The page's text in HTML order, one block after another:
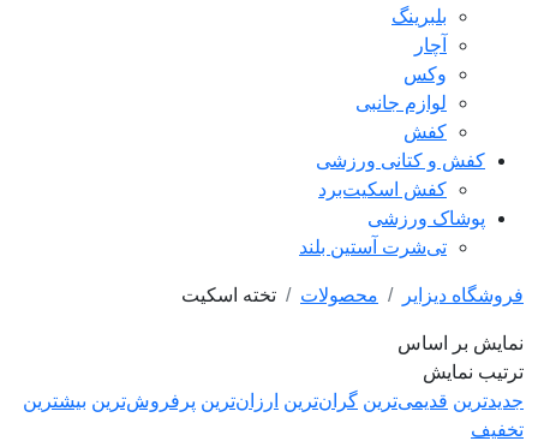
بلبرینگ
آچار
وکس
لوازم جانبی
کفش
کفش و کتانی ورزشی
کفش اسکیت‌برد
پوشاک ورزشی
تی‌شرت آستین بلند
فروشگاه دیزایر محصولات تخته اسکیت
نمایش بر اساس
ترتیب نمایش
جدیدترین قدیمی‌ترین گران‌ترین ارزان‌ترین پرفروش‌ترین بیشترین
تخفیف